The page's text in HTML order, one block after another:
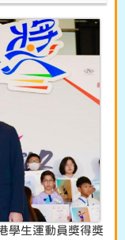
學生運動員獎得獎